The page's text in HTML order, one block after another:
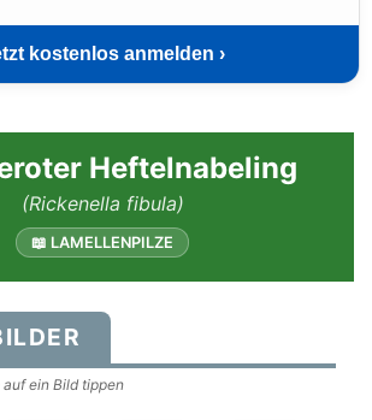
kostenlos anmelden ›
Heftelnabeling
(Rickenella fibula)
📖 LAMELLENPILZE
auf ein Bild tippen